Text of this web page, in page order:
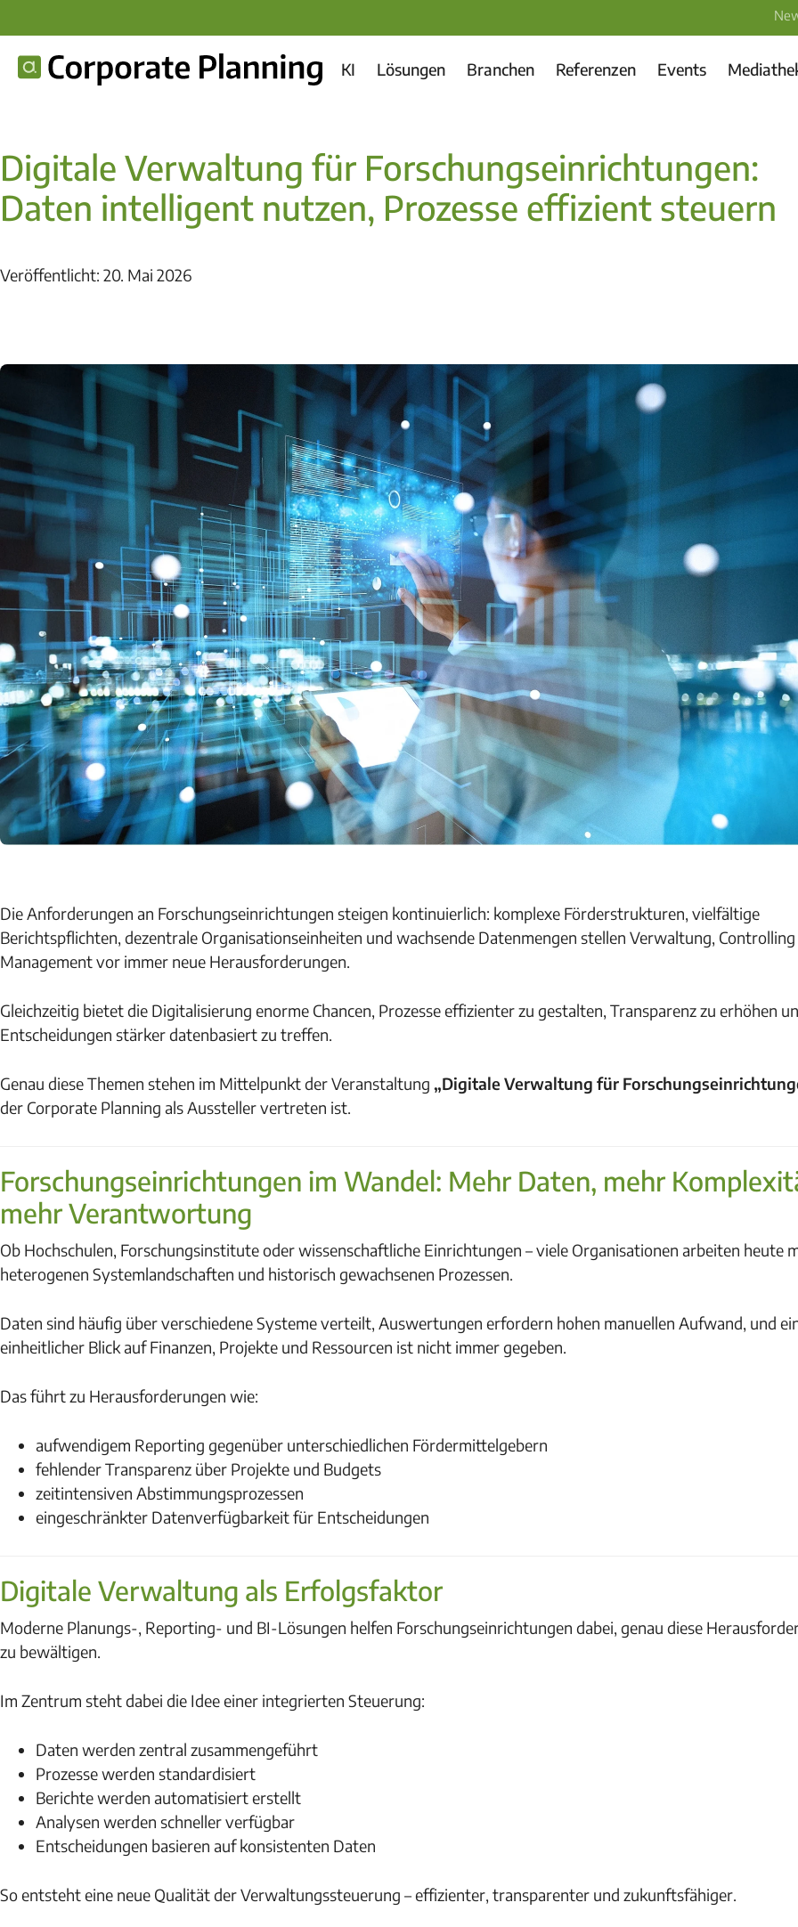
KI Lösungen Branchen Referenzen Events
Digitale Verwaltung für Forschungseinrichtungen:
Daten intelligent nutzen, Prozesse effizient steuern
Veröffentlicht: 20. Mai 2026
Die Anforderungen an Forschungseinrichtungen steigen kontinuierlich: komplexe Förderstrukturen, vielfältige
Berichtspflichten, dezentrale Organisationseinheiten und wachsende Datenmengen stellen Verwaltung,
Management vor immer neue Herausforderungen.
Gleichzeitig bietet die Digitalisierung enorme Chancen, Prozesse effizienter zu gestalten, Transparenz zu erhöhen
Entscheidungen stärker datenbasiert zu treffen.
Genau diese Themen stehen im Mittelpunkt der Veranstaltung „Digitale Verwaltung für
der Corporate Planning als Aussteller vertreten ist.
Forschungseinrichtungen im Wandel: Mehr Daten, mehr
mehr Verantwortung
Ob Hochschulen, Forschungsinstitute oder wissenschaftliche Einrichtungen – viele Organisationen arbeiten heute
heterogenen Systemlandschaften und historisch gewachsenen Prozessen.
Daten sind häufig über verschiedene Systeme verteilt, Auswertungen erfordern hohen manuellen Aufwand, und
einheitlicher Blick auf Finanzen, Projekte und Ressourcen ist nicht immer gegeben.
Das führt zu Herausforderungen wie:
aufwendigem Reporting gegenüber unterschiedlichen Fördermittelgebern
fehlender Transparenz über Projekte und Budgets
zeitintensiven Abstimmungsprozessen
eingeschränkter Datenverfügbarkeit für Entscheidungen
Digitale Verwaltung als Erfolgsfaktor
Moderne Planungs-, Reporting- und BI-Lösungen helfen Forschungseinrichtungen dabei, genau diese
zu bewältigen.
Im Zentrum steht dabei die Idee einer integrierten Steuerung:
Daten werden zentral zusammengeführt
Prozesse werden standardisiert
Berichte werden automatisiert erstellt
Analysen werden schneller verfügbar
Entscheidungen basieren auf konsistenten Daten
So entsteht eine neue Qualität der Verwaltungssteuerung – effizienter, transparenter und zukunftsfähiger.